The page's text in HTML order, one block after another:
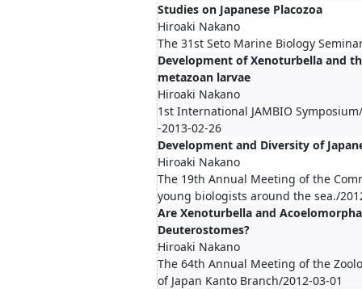
Studies on Japanese Placozoa
Hiroaki Nakano
The 31st Seto Marine Biology
Development of Xenoturbella and
metazoan larvae
Hiroaki Nakano
1st International JAMBIO
-2013-02-26
Development and Diversity of
Hiroaki Nakano
The 19th Annual Meeting of the
young biologists around the sea./
Are Xenoturbella and
Deuterostomes?
Hiroaki Nakano
The 64th Annual Meeting of the
of Japan Kanto Branch/2012-03-01